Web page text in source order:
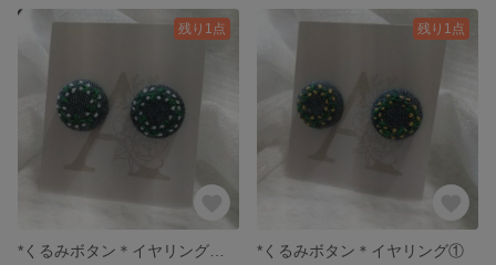
残り1点 残り1点
*くるみボタン＊イヤリング①